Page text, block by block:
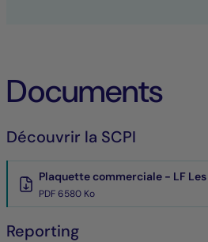
Documents
Découvrir la SCPI
Plaquette commerciale - LF
PDF 6580 Ko
Reporting